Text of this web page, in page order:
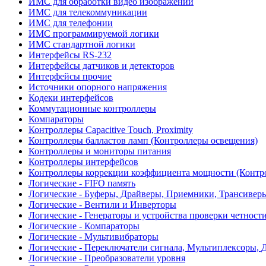
ИМС для телекоммуникации
ИМС для телефонии
ИМС программируемой логики
ИМС стандартной логики
Интерфейсы RS-232
Интерфейсы датчиков и детекторов
Интерфейсы прочие
Источники опорного напряжения
Кодеки интерфейсов
Коммутационные контроллеры
Компараторы
Контроллеры Capacitive Touch, Proximity
Контроллеры балластов ламп (Контроллеры освещения)
Контроллеры и мониторы питания
Контроллеры интерфейсов
Контроллеры коррекции коэффициента мощности
Логические - FIFO память
Логические - Буферы, Драйверы, Приемники,
Логические - Вентили и Инверторы
Логические - Генераторы и устройства проверки четности
Логические - Компараторы
Логические - Мультивибраторы
Логические - Переключатели сигнала, Мультиплексоры,
Логические - Преобразователи уровня